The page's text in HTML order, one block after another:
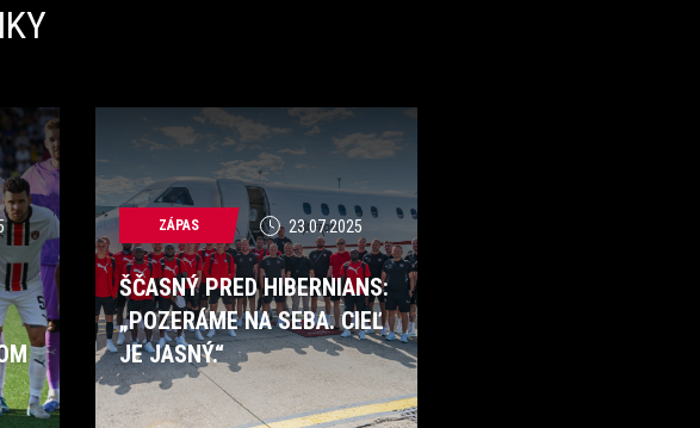
ZÁPAS 23.07.2025
ŠČASNÝ PRED HIBERNIANS:
„POZERÁME NA SEBA. CIEĽ
JE JASNÝ.“